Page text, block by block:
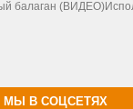
балаган
МЫ В СОЦСЕТЯХ